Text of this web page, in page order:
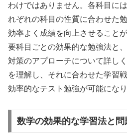
わけではありません。各科目に
れぞれの科目の性質に合わせた
効率よく成績を向上させること
要科目ごとの効果的な勉強法と
対策のアプローチについて詳し
を理解し、それに合わせた学習
効率的なテスト勉強が可能になり
数学の効果的な学習法と